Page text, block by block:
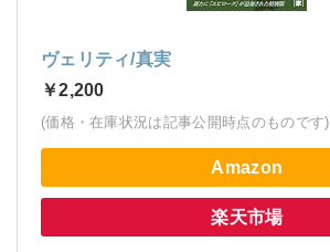
ヴェリティ/真実
￥2,200
(価格・在庫状況は記事公開時点のものです)
Amazon
楽天市場